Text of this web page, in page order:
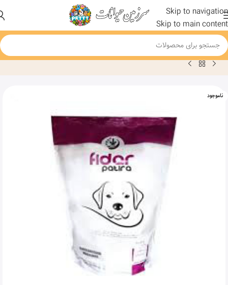
Skip to navigation
Skip to main content
خانه محصول غذای خشک توله سگ نژاد بزرگ فیدار پاتیرا وزن 2 کیلو گرم
ناموجود